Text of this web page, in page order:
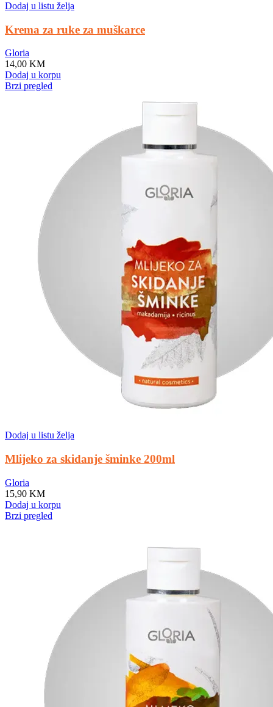
Dodaj u listu želja
Krema za ruke za muškarce
Gloria
14,00 KM
Dodaj u korpu
Brzi pregled
Dodaj u listu želja
Mlijeko za skidanje šminke 200ml
Gloria
15,90 KM
Dodaj u korpu
Brzi pregled